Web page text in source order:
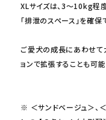
XLサイズは、3～10kg程
「排泄のスペース」を確保
ご愛犬の成長にあわせて
ョンで拡張することも可能
※ ＜サンドベージュ＞、